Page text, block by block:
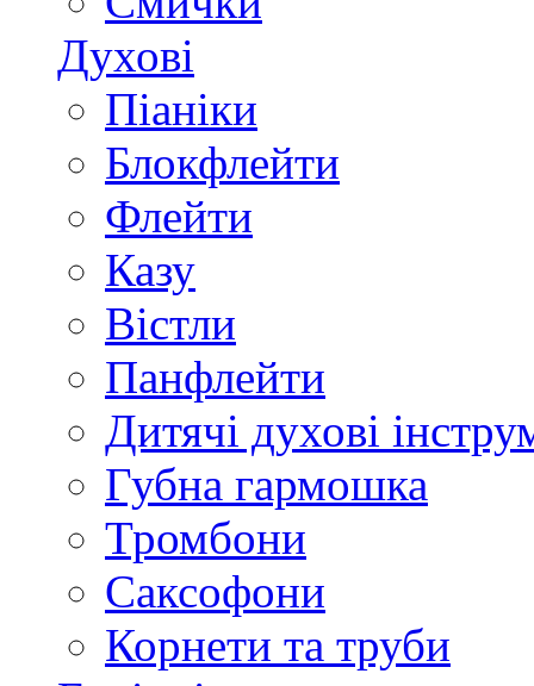
Духові
Піаніки
Блокфлейти
Флейти
Казу
Вістли
Панфлейти
Дитячі духові
Губна гармошка
Тромбони
Саксофони
Корнети та труби